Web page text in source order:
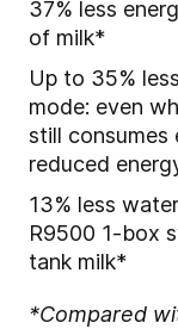
37% less
of milk*
Up to 35%
mode: even
still consumes
reduced
13% less
R9500 1-box
tank milk*
*Compared